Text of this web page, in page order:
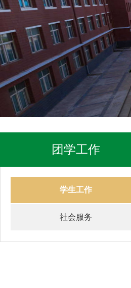
团学工作
学生工作
社会服务